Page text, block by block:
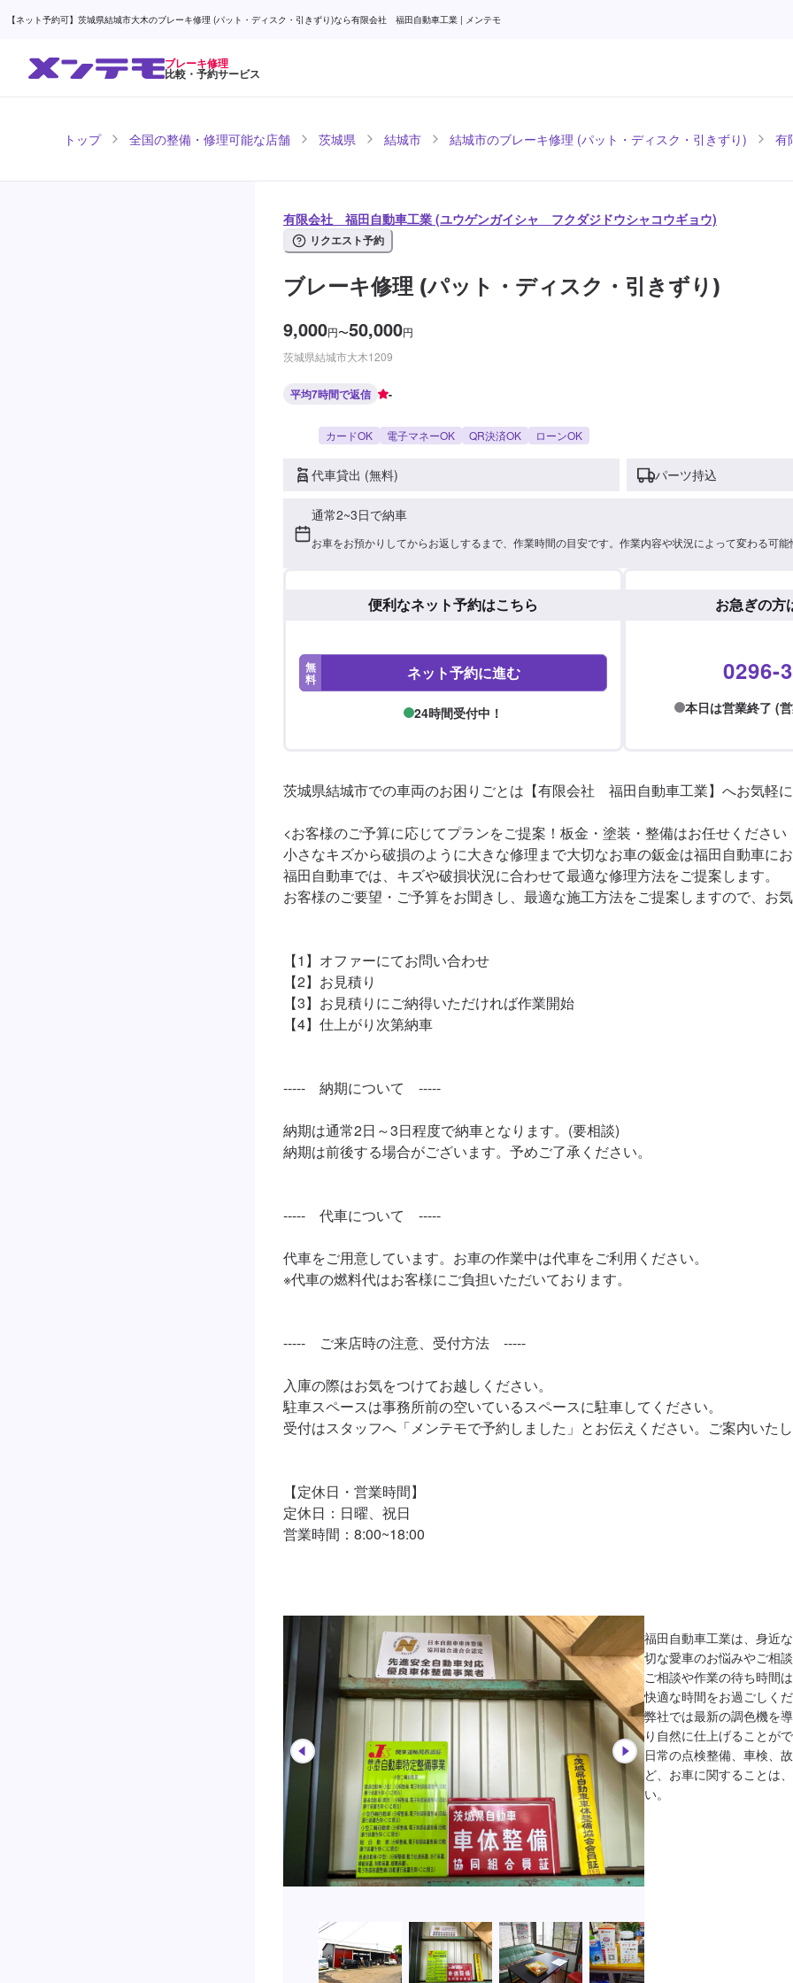
【ネット予約可】茨城県結城市大木のブレーキ修理 (パット・ディスク・引きずり)なら有限会社 福田自動車工業 | メンテモ
ブレーキ修理
比較・予約サービス
トップ 全国の整備・修理可能な店舗 茨城県 結城市 結城市のブレーキ修理 (パット・ディスク・引きずり) 有
有限会社 福田自動車工業 (ユウゲンガイシャ フクダジドウシャコウギョウ)
リクエスト予約
ブレーキ修理 (パット・ディスク・引きずり)
9,000円〜50,000円
茨城県結城市大木1209
平均7時間で返信 -
カードOK 電子マネーOK QR決済OK ローンOK
代車貸出 (無料) パーツ持込
通常2~3日で納車
お車をお預かりしてからお返しするまで、作業時間の目安です。作業内容や状況によって変わる可
便利なネット予約はこちら
無
料 ネット予約に進む
24時間受付中！
お急ぎの方
0296-
本日は営業終了 (
茨城県結城市での車両のお困りごとは【有限会社　福田自動車工業】へお気軽
<お客様のご予算に応じてプランをご提案！板金・塗装・整備はお任せください
小さなキズから破損のように大きな修理まで大切なお車の鈑金は福田自動車に
福田自動車では、キズや破損状況に合わせて最適な修理方法をご提案します。
お客様のご要望・ご予算をお聞きし、最適な施工方法をご提案しますので、お
【1】オファーにてお問い合わせ
【2】お見積り
【3】お見積りにご納得いただければ作業開始
【4】仕上がり次第納車
-----　納期について　-----
納期は通常2日～3日程度で納車となります。(要相談)
納期は前後する場合がございます。予めご了承ください。
-----　代車について　-----
代車をご用意しています。お車の作業中は代車をご利用ください。
※代車の燃料代はお客様にご負担いただいております。
-----　ご来店時の注意、受付方法　-----
入庫の際はお気をつけてお越しください。
駐車スペースは事務所前の空いているスペースに駐車してください。
受付はスタッフへ「メンテモで予約しました」とお伝えください。ご案内いた
【定休日・営業時間】
定休日：日曜、祝日
営業時間：8:00~18:00
福田自動車工業は、身近
切な愛車のお悩みやご相
ご相談や作業の待ち時間
快適な時間をお過ごしく
弊社では最新の調色機を
り自然に仕上げることが
日常の点検整備、車検、
ど、お車に関することは